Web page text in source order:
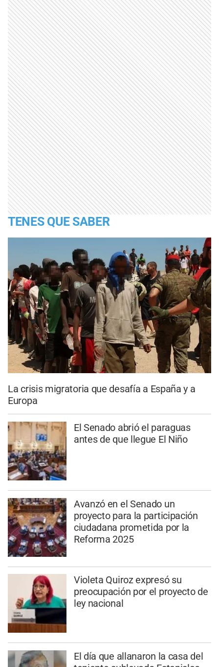
TENES QUE SABER
La crisis migratoria que desafía a España y a
Europa
El Senado abrió el paraguas
antes de que llegue El Niño
Avanzó en el Senado un
proyecto para la participación
ciudadana prometida por la
Reforma 2025
Violeta Quiroz expresó su
preocupación por el proyecto de
ley nacional
El día que allanaron la casa del